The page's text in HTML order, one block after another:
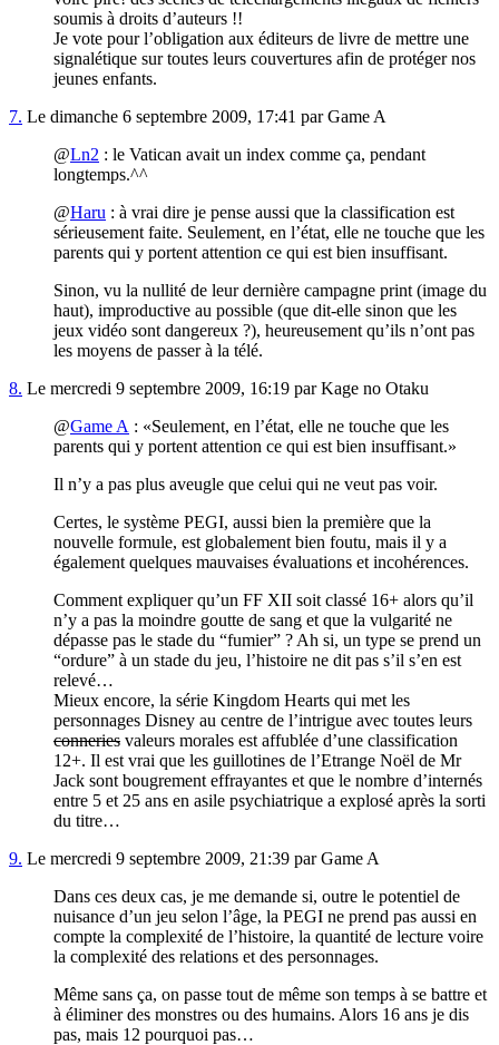
soumis à droits d’auteurs !!
Je vote pour l’obligation aux éditeurs de livre de mettre une
signalétique sur toutes leurs couvertures afin de protéger nos
jeunes enfants.
7. Le dimanche 6 septembre 2009, 17:41 par Game A
@Ln2 : le Vatican avait un index comme ça, pendant
longtemps.^^
@Haru : à vrai dire je pense aussi que la classification est
sérieusement faite. Seulement, en l’état, elle ne touche que les
parents qui y portent attention ce qui est bien insuffisant.
Sinon, vu la nullité de leur dernière campagne print (image du
haut), improductive au possible (que dit-elle sinon que les
jeux vidéo sont dangereux ?), heureusement qu’ils n’ont pas
les moyens de passer à la télé.
8. Le mercredi 9 septembre 2009, 16:19 par Kage no Otaku
@Game A :
Seulement, en l’état, elle ne touche que les
parents qui y portent attention ce qui est bien insuffisant.
Il n’y a pas plus aveugle que celui qui ne veut pas voir.
Certes, le système PEGI, aussi bien la première que la
nouvelle formule, est globalement bien foutu, mais il y a
également quelques mauvaises évaluations et incohérences.
Comment expliquer qu’un FF XII soit classé 16+ alors qu’il
n’y a pas la moindre goutte de sang et que la vulgarité ne
dépasse pas le stade du “fumier” ? Ah si, un type se prend un
“ordure” à un stade du jeu, l’histoire ne dit pas s’il s’en est
relevé…
Mieux encore, la série Kingdom Hearts qui met les
personnages Disney au centre de l’intrigue avec toutes leurs
conneries valeurs morales est affublée d’une classification
12+. Il est vrai que les guillotines de l’Etrange Noël de Mr
Jack sont bougrement effrayantes et que le nombre d’internés
entre 5 et 25 ans en asile psychiatrique a explosé après la sorti
du titre…
9. Le mercredi 9 septembre 2009, 21:39 par Game A
Dans ces deux cas, je me demande si, outre le potentiel de
nuisance d’un jeu selon l’âge, la PEGI ne prend pas aussi en
compte la complexité de l’histoire, la quantité de lecture voire
la complexité des relations et des personnages.
Même sans ça, on passe tout de même son temps à se battre et
à éliminer des monstres ou des humains. Alors 16 ans je dis
pas, mais 12 pourquoi pas…